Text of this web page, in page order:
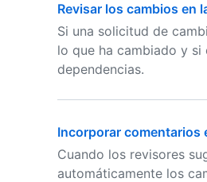
Revisar los cambios en
Si una solicitud de
lo que ha cambiado y si
dependencias.
Incorporar comentarios
Cuando los revisores
automáticamente los